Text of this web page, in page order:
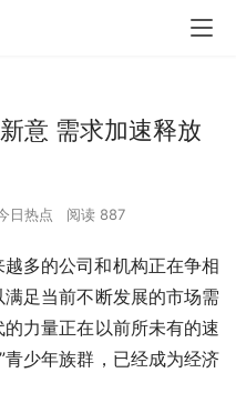
意 需求加速释放
日热点 阅读 887
多的公司和机构正在争相
足当前不断发展的市场需
力量正在以前所未有的速
少年族群，已经成为经济